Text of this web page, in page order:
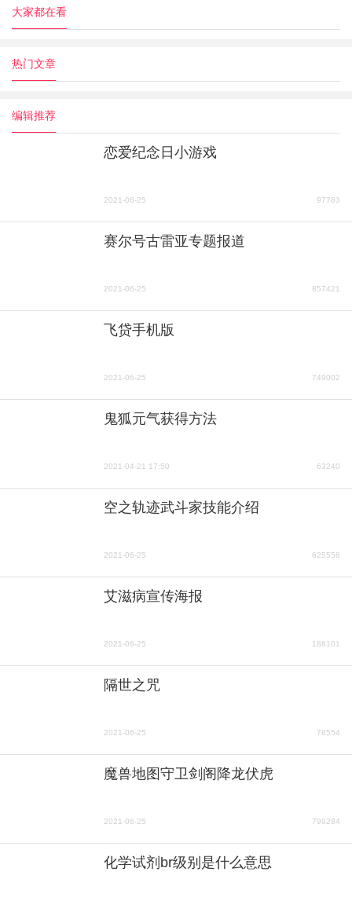
大家都在看
热门文章
编辑推荐
恋爱纪念日小游戏
2021-06-25 97783
赛尔号古雷亚专题报道
2021-06-25 857421
飞贷手机版
2021-06-25 749002
鬼狐元气获得方法
2021-04-21 17:50 63240
空之轨迹武斗家技能介绍
2021-06-25 625558
艾滋病宣传海报
2021-06-25 188101
隔世之咒
2021-06-25 78554
魔兽地图守卫剑阁降龙伏虎
2021-06-25 799284
化学试剂br级别是什么意思